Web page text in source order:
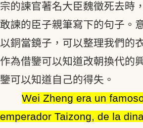
宗的諫官著名大臣魏徵死去時
敢諫的臣子親筆寫下的句子。
以銅當鏡子，可以整理我們的
作為借鑒可以知道改朝換代的
鑒可以知道自己的得失。
Wei Zheng era un
emperador Taizong, de la